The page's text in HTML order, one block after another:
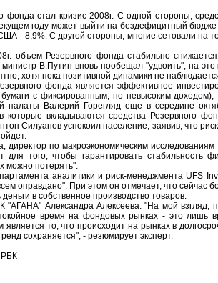
фонда стал кризис 2008г. С одной стороны,
году может выйти на бездефицитный
- 8,9%. С другой стороны, многие сетовали на
объем Резервного фонда стабильно
В.Путин вновь пообещал "удвоить", на
хотя пока позитивной динамики не
фонда является эффективное
с фиксированным, но невысоким доходом),
палаты Валерий Горегляд еще в середине
которые вкладываются средства Резервного
Силуанов успокоил население, заявив, что
директор по макроэкономическим
того, чтобы гарантировать стабильность
можно потерять".
аналитики и риск-менеджмента UFS
оправдано". При этом он отмечает, что сейчас
в собственное производство товаров.
"АГАНА" Александра Алексеева. "На мой
время на фондовых рынках - это лишь
то, что происходит на рынках в
сохраняется", - резюмирует эксперт.
РБК